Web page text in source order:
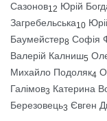
Сазонов12 Юрій
Загребельська10
Баумейстер8 Софія
Валерій Калниш5
Михайло Подоляк4
Галімов3 Катерина
Березовець3 Євген